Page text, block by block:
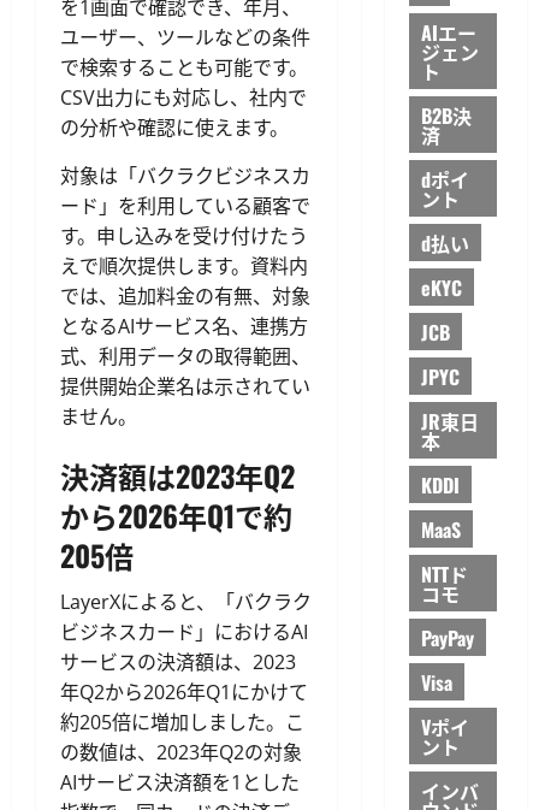
を1画面で確認でき、年月、
ユーザー、ツールなどの条件
で検索することも可能です。
CSV出力にも対応し、社内で
の分析や確認に使えます。
対象は「バクラクビジネスカ
ード」を利用している顧客で
す。申し込みを受け付けたう
えで順次提供します。資料内
では、追加料金の有無、対象
となるAIサービス名、連携方
式、利用データの取得範囲、
提供開始企業名は示されてい
ません。
決済額は2023年Q2
から2026年Q1で約
205倍
LayerXによると、「バクラク
ビジネスカード」におけるAI
サービスの決済額は、2023
年Q2から2026年Q1にかけて
約205倍に増加しました。こ
の数値は、2023年Q2の対象
AIサービス決済額を1とした
AIエー
ジェン
ト
B2B決
済
dポイ
ント
d払い
eKYC
JCB
JPYC
JR東日
本
KDDI
MaaS
NTTド
コモ
PayPay
Visa
Vポイ
ント
インバ